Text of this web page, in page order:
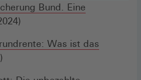
Bund. Eine
Was ist das